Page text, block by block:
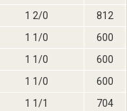
1 2/0
812
1 1/0
600
1 1/0
600
1 1/0
600
1 1/1
704